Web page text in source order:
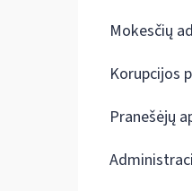
Mokesčių
Korupcijos
Pranešėjų